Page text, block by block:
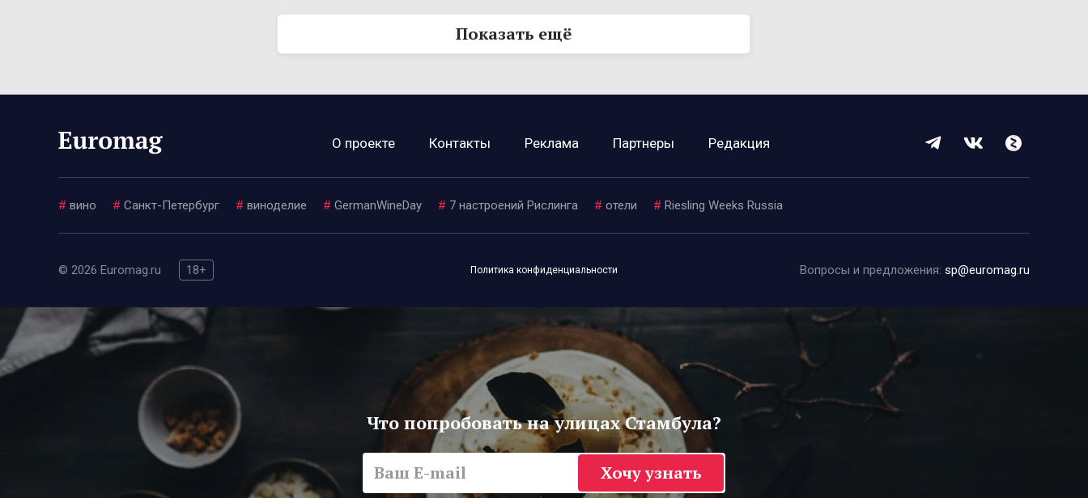
Показать ещё
О проекте Контакты Реклама Партнеры Редакция
# вино # Санкт-Петербург # виноделие # GermanWineDay # 7 настроений Рислинга # отели # Riesling Weeks Russia
© 2026 Euromag.ru 18+ Политика конфиденциальности Вопросы и предложения: sp@euromag.ru
Что попробовать на улицах Стамбула?
Хочу узнать